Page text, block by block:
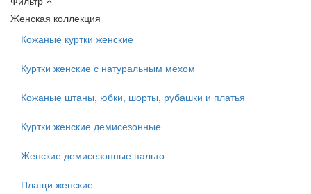
Женская коллекция
Кожаные куртки женские
Куртки женские с натуральным мехом
Кожаные штаны, юбки, шорты, рубашки и платья
Куртки женские демисезонные
Женские демисезонные пальто
Плащи женские